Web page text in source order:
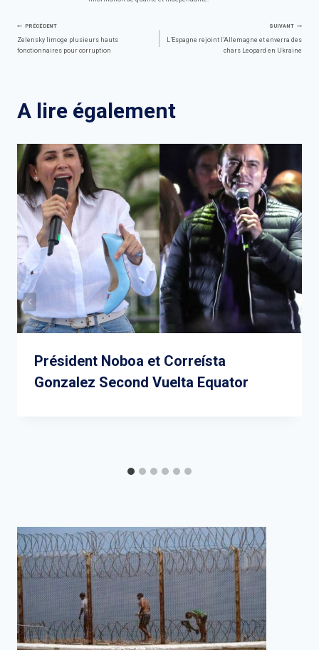
Navigation
PRÉCÉDENT
Zelensky limoge plusieurs hauts
fonctionnaires pour corruption
SUIVANT
L’Espagne rejoint l’Allemagne et enverra des
chars Leopard en Ukraine
A lire également
Président Noboa et Correísta
Gonzalez Second Vuelta Equator